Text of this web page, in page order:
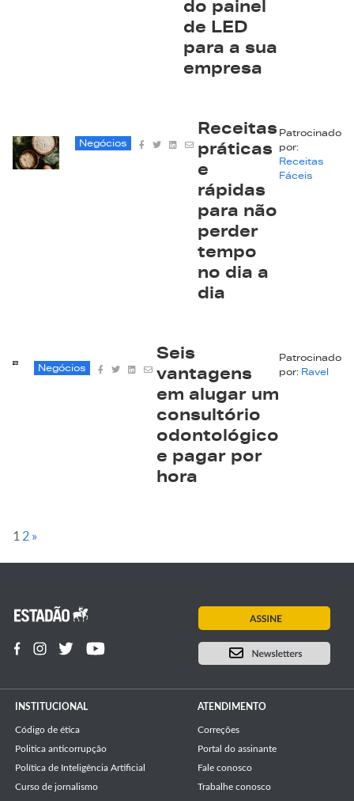
do painel
de LED
para a sua
empresa
Negócios
Receitas
práticas
e
rápidas
para não
perder
tempo
no dia a
dia
Patrocinado
por:
Receitas
Fáceis
Negócios
Seis
vantagens
em alugar um
consultório
odontológico
e pagar por
hora
Patrocinado
por: Ravel
1 2 »
INSTITUCIONAL
Código de ética
Politica anticorrupção
Política de Inteligência Artificial
Curso de jornalismo
ATENDIMENTO
Correções
Portal do assinante
Fale conosco
Trabalhe conosco